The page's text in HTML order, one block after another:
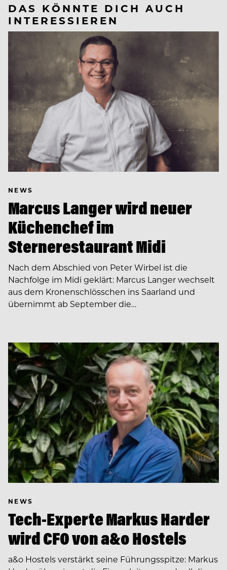
DAS KÖNNTE DICH AUCH
INTERESSIEREN
NEWS
Marcus Langer wird neuer
Küchenchef im
Sternerestaurant Midi
Nach dem Abschied von Peter Wirbel ist die
Nachfolge im Midi geklärt: Marcus Langer wechselt
aus dem Kronenschlösschen ins Saarland und
übernimmt ab September die…
NEWS
Tech-Experte Markus Harder
wird CFO von a&o Hostels
a&o Hostels verstärkt seine Führungsspitze: Markus